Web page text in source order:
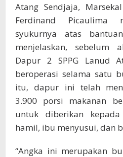
Atang Sendjaja,
Ferdinand Picaulima
syukurnya atas
menjelaskan, sebelum
Dapur 2 SPPG Lanud
beroperasi selama satu
itu, dapur ini telah
3.900 porsi makanan
untuk diberikan
hamil, ibu menyusui, dan
“Angka ini merupakan